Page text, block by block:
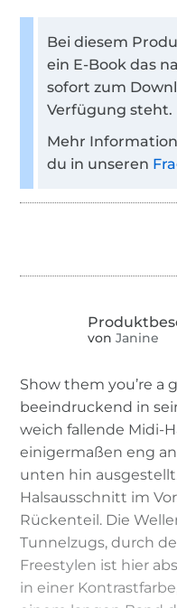
Bei diesem
ein E-Book das
sofort zum
Verfügung steht.
Mehr
du in unseren
von Janine
Show them you’re a
beeindruckend in
weich fallende Midi-
einigermaßen eng
unten hin
Halsausschnitt im
Rückenteil. Die
Tunnelzugs, durch
Freestylen ist hier
in einer